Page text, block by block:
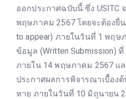
ออกประกาศฉบับนี้ ซึ่ง USITC
พฤษภาคม 2567 โดยจะต้องยื่
to appear) ภายในวันที่ 1 พฤษ
ข้อมูล (Written Submission) ที่
ภายใน 14 พฤษภาคม 2567 แ
ประกาศผลการพิจารณาเบื้อง
หาย ภายในวันที่ 10 มิถุนายน